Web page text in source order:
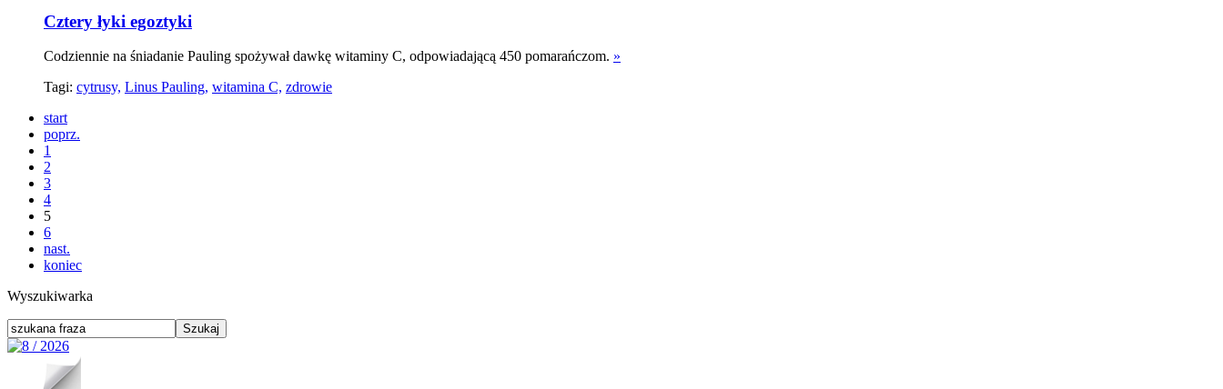
Cztery łyki egoztyki
Codziennie na śniadanie Pauling spożywał dawkę witaminy C, odpowiadającą 450 pomarańczom. »
Tagi: cytrusy, Linus Pauling, witamina C, zdrowie
start
poprz.
1
2
3
4
5
6
nast.
koniec
Wyszukiwarka